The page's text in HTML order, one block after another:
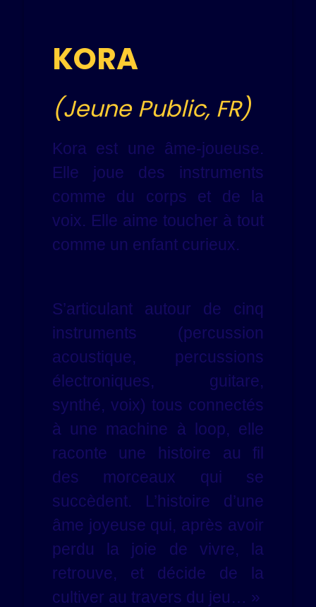
KORA
(Jeune Public, FR)
Kora est une âme-joueuse.
Elle joue des instruments
comme du corps et de la
voix. Elle aime toucher à tout
comme un enfant curieux.
S’articulant autour de cinq
instruments (percussion
acoustique, percussions
électroniques, guitare,
synthé, voix) tous connectés
à une machine à loop, elle
raconte une histoire au fil
des morceaux qui se
succèdent. L’histoire d’une
âme joyeuse qui, après avoir
perdu la joie de vivre, la
retrouve, et décide de la
cultiver au travers du jeu… »